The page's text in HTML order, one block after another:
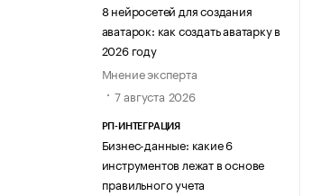
8 нейросетей для создания
аватарок: как создать аватарку в
2026 году
Мнение эксперта
7 августа 2026
РП-ИНТЕГРАЦИЯ
Бизнес-данные: какие 6
инструментов лежат в основе
правильного учета